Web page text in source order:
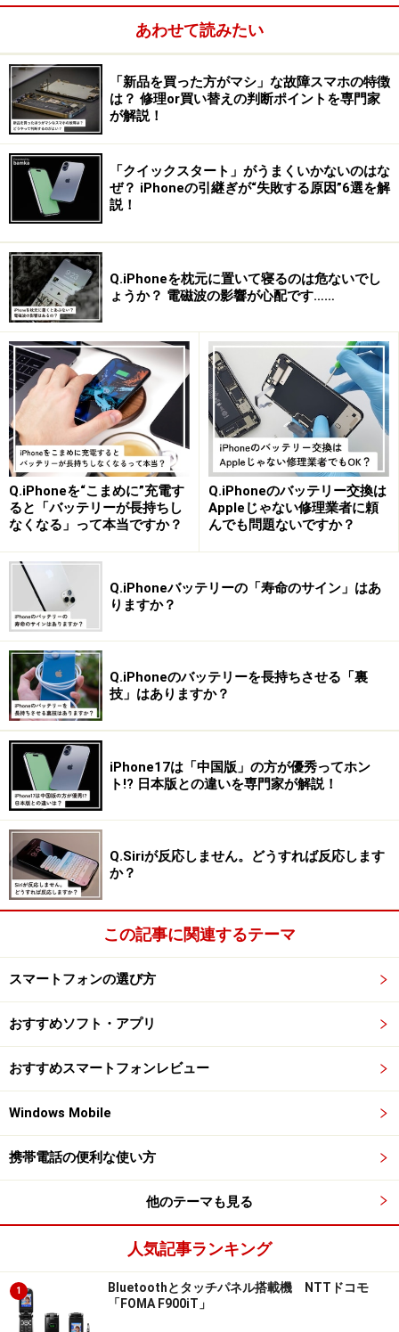
『メール診断メルポリ』iMenu →メニューリスト → 占い
→ 東洋占い → 診断・心理テスト
ボーダフォンライブ！公式サイトからの申込みの場合
『恋心☆7つのトビラ』ボーダフォンライブ！→ メニュ
ーリスト → 占い → 心理・お悩み
◆「ボイスDAM」有名アーティストが演出するクリスマ
スカード◆
ｉモードの公式着信ボイスサイト「ボイスDAM」では、
会員向けの特別サービスとして、「お忘れ防止機能付 動
く!! Xmasカード キャンペーン」を展開します。これは、
携帯電話に向けたクリスマスカードの配信サービスです
が、最大の特徴は、選んだアーティストの「メリークリ
スマス」というボイスとともに、動くクリスマスカード
と自分のメッセージが届くこと。また、今から申込みを
しておけば、クリスマスイブの24日に確実に届けられる
というものです。
『ボイスDAM』ｉモード公式サイト
iMenu →メニューリスト → 着信メロディ/カラオケ →
声/効果音/楽器
情報料：月額300円（税別・通信料は除く）
＜アーティスト一覧＞
東幹久、安達祐実、アラン・J、石田純一、大黒摩季、
大谷みつほ、風間トオル、川端竜太、北村総一朗、クリ
ス・ペプラー、郷ひろみ、小堺一機、沢松綾子、杉田あ
きひろ、関根勤、ZONE、武田久美子、玉置成実、玉木
宏、千葉真一、塚本高史、中村雅俊、西田ひかる、ビー
チウィンズ、ブライアン・バートン・ルイス、ベッキ
ー、別所哲也、MAX、松田悟志、眞野裕子、松村邦洋、
樹、薬丸裕英、矢部姉妹、山本淳一、ルー大柴、輪島功
一、渡辺裕之、華原朋美、佐藤竹善、中山忍、山下久美
>>次ページでも楽しい携帯向けクリスマスカードを紹
介！
※記事内容は執筆時点のものです。最新の内容をご確認くださ
い。
※機種やOSのバージョンによって画面表示、操作方法が異なる可
能性があります。
あわせて読みたい
「新品を買った方がマシ」な故障スマホの特徴
は？ 修理or買い替えの判断ポイントを専門家
が解説！
「クイックスタート」がうまくいかないのはな
ぜ？ iPhoneの引継ぎが“失敗する原因”6選を解
説！
Q.iPhoneを枕元に置いて寝るのは危ないでし
ょうか？ 電磁波の影響が心配です……
Q.iPhoneを“こまめに”充電す
ると「バッテリーが長持ちし
なくなる」って本当ですか？
Q.iPhoneのバッテリー交換は
Appleじゃない修理業者に頼
んでも問題ないですか？
Q.iPhoneバッテリーの「寿命のサイン」はあ
りますか？
Q.iPhoneのバッテリーを長持ちさせる「裏
技」はありますか？
iPhone17は「中国版」の方が優秀ってホン
ト!? 日本版との違いを専門家が解説！
Q.Siriが反応しません。どうすれば反応します
か？
この記事に関連するテーマ
スマートフォンの選び方
おすすめソフト・アプリ
おすすめスマートフォンレビュー
Windows Mobile
携帯電話の便利な使い方
他のテーマも見る
人気記事ランキング
1
Bluetoothとタッチパネル搭載機 NTTドコモ
「FOMA F900iT」